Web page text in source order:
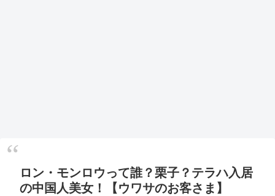
ロン・モンロウって誰？栗子？テラハ入居
の中国人美女！【ウワサのお客さま】